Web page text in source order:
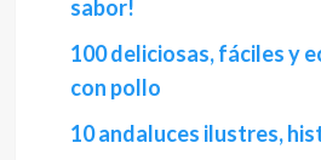
sabor!
100 deliciosas, fáciles y
con pollo
10 andaluces ilustres,